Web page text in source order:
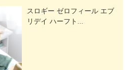
スロギー ゼロフィール エブ
リデイ ハーフト...